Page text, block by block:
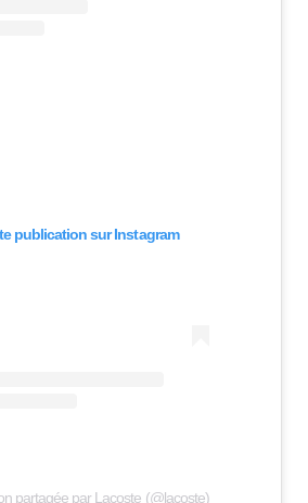
publication sur Instagram
partagée par Lacoste (@lacoste)